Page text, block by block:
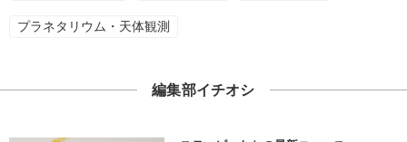
プラネタリウム・天体観測
編集部イチオシ